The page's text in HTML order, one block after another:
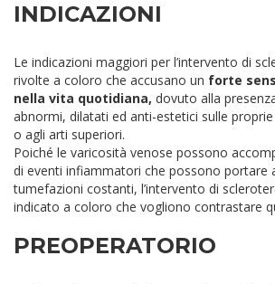
INDICAZIONI
Le indicazioni maggiori per l’intervento di
rivolte a coloro che accusano un forte
nella vita quotidiana, dovuto alla
abnormi, dilatati ed anti-estetici sulle
o agli arti superiori.
Poiché le varicosità venose possono
di eventi infiammatori che possono portare
tumefazioni costanti, l’intervento di
indicato a coloro che vogliono contrastare
PREOPERATORIO